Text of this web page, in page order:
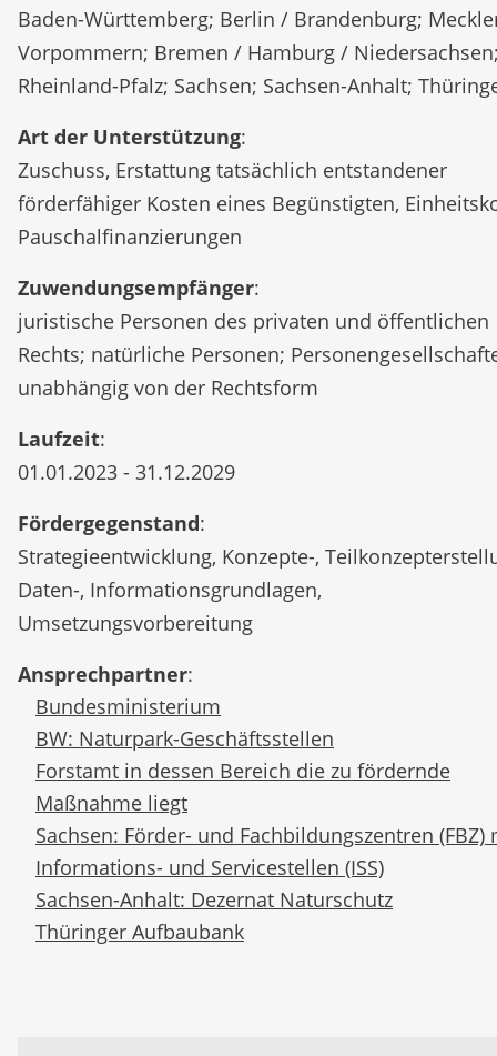
Baden-Württemberg; Berlin / Brandenburg;
Vorpommern; Bremen / Hamburg /
Rheinland-Pfalz; Sachsen; Sachsen-Anhalt;
Art der Unterstützung:
Zuschuss, Erstattung tatsächlich entstandener
förderfähiger Kosten eines Begünstigten,
Pauschalfinanzierungen
Zuwendungsempfänger:
juristische Personen des privaten und öffentlichen
Rechts; natürliche Personen;
unabhängig von der Rechtsform
Laufzeit:
01.01.2023 - 31.12.2029
Fördergegenstand:
Strategieentwicklung, Konzepte-,
Daten-, Informationsgrundlagen,
Umsetzungsvorbereitung
Ansprechpartner:
Bundesministerium
BW: Naturpark-Geschäftsstellen
Forstamt in dessen Bereich die zu fördernde
Maßnahme liegt
Sachsen: Förder- und Fachbildungszentren (FBZ)
Informations- und Servicestellen (ISS)
Sachsen-Anhalt: Dezernat Naturschutz
Thüringer Aufbaubank